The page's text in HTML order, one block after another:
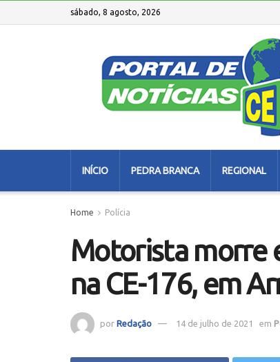
sábado, 8 agosto, 2026
INÍCIO PEDRA BRANCA REGIONAL
Home Polícia
Motorista morre
na CE-176, em
por Redação 14 de julho de 2021 em